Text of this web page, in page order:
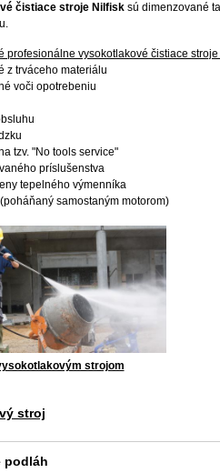
čistiace stroje Nilfisk sú dimenzované
profesionálne vysokotlakové čistiace
z trváceho materiálu
voči opotrebeniu
tzv. "No tools service"
príslušenstva
tepelného výmenníka
samostaným motorom)
strojom
stroj
podláh